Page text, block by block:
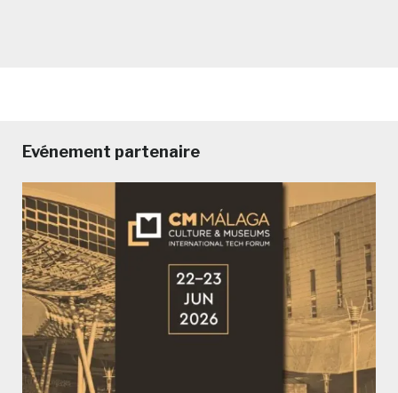
Evénement partenaire